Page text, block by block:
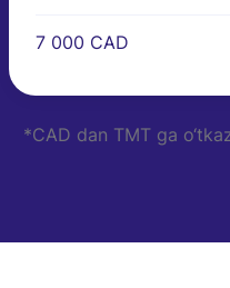
7 000 CAD
*CAD dan TMT ga